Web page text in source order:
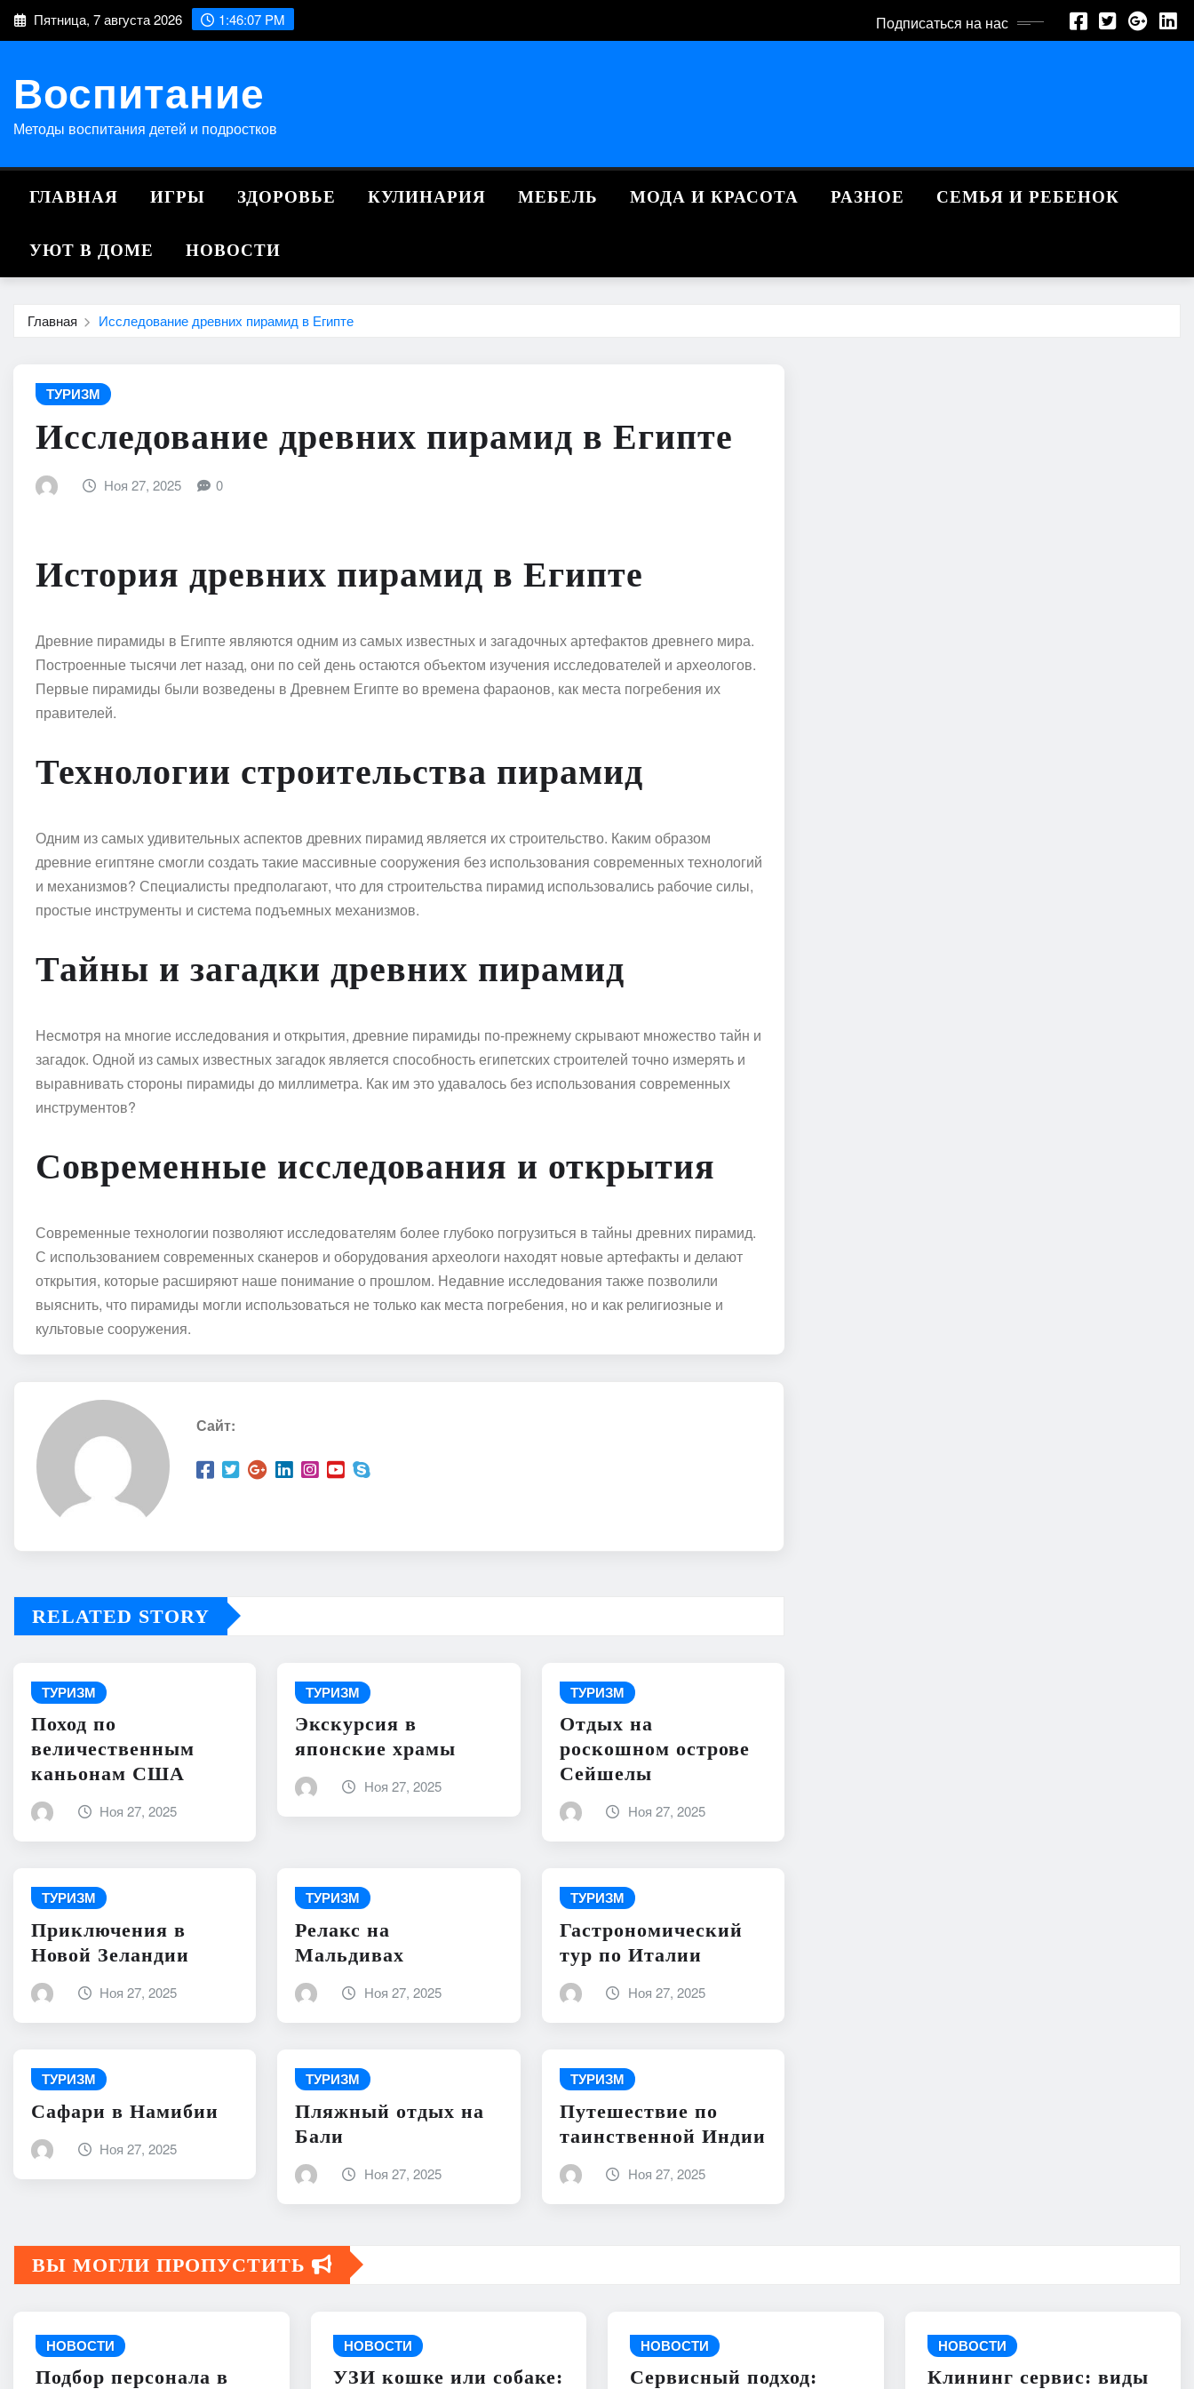
ПерейтиПятница, 7 августа 2026 1:46:08 PM Подписаться на нас
Воспитание
Методы воспитания детей и подростков
ГЛАВНАЯ ИГРЫ ЗДОРОВЬЕ КУЛИНАРИЯ МЕБЕЛЬ МОДА И КРАСОТА РАЗНОЕ СЕМЬЯ И РЕБЕНОК
УЮТ В ДОМЕ НОВОСТИ
Главная Исследование древних пирамид в Египте
ТУРИЗМ
Исследование древних пирамид в Египте
Ноя 27, 2025 0
История древних пирамид в Египте
Древние пирамиды в Египте являются одним из самых известных и загадочных артефактов древнего мира.
Построенные тысячи лет назад, они по сей день остаются объектом изучения исследователей и археологов.
Первые пирамиды были возведены в Древнем Египте во времена фараонов, как места погребения их
правителей.
Технологии строительства пирамид
Одним из самых удивительных аспектов древних пирамид является их строительство. Каким образом
древние египтяне смогли создать такие массивные сооружения без использования современных технологий
и механизмов? Специалисты предполагают, что для строительства пирамид использовались рабочие силы,
простые инструменты и система подъемных механизмов.
Тайны и загадки древних пирамид
Несмотря на многие исследования и открытия, древние пирамиды по-прежнему скрывают множество тайн и
загадок. Одной из самых известных загадок является способность египетских строителей точно измерять и
выравнивать стороны пирамиды до миллиметра. Как им это удавалось без использования современных
инструментов?
Современные исследования и открытия
Современные технологии позволяют исследователям более глубоко погрузиться в тайны древних пирамид.
С использованием современных сканеров и оборудования археологи находят новые артефакты и делают
открытия, которые расширяют наше понимание о прошлом. Недавние исследования также позволили
выяснить, что пирамиды могли использоваться не только как места погребения, но и как религиозные и
культовые сооружения.
Сайт:
RELATED STORY
ТУРИЗМ
Поход по
величественным
каньонам США
Ноя 27, 2025
ТУРИЗМ
Экскурсия в
японские храмы
Ноя 27, 2025
ТУРИЗМ
Отдых на
роскошном острове
Сейшелы
Ноя 27, 2025
ТУРИЗМ
Приключения в
Новой Зеландии
Ноя 27, 2025
ТУРИЗМ
Релакс на
Мальдивах
Ноя 27, 2025
ТУРИЗМ
Гастрономический
тур по Италии
Ноя 27, 2025
ТУРИЗМ
Сафари в Намибии
Ноя 27, 2025
ТУРИЗМ
Пляжный отдых на
Бали
Ноя 27, 2025
ТУРИЗМ
Путешествие по
таинственной Индии
Ноя 27, 2025
ВЫ МОГЛИ ПРОПУСТИТЬ
НОВОСТИ
Подбор персонала в
НОВОСТИ
УЗИ кошке или собаке:
НОВОСТИ
Сервисный подход:
НОВОСТИ
Клининг сервис: виды